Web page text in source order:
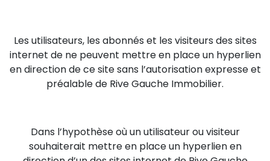
Les utilisateurs, les abonnés et les visiteurs des sites
internet de ne peuvent mettre en place un hyperlien
en direction de ce site sans l’autorisation expresse et
préalable de Rive Gauche Immobilier.
Dans l’hypothèse où un utilisateur ou visiteur
souhaiterait mettre en place un hyperlien en